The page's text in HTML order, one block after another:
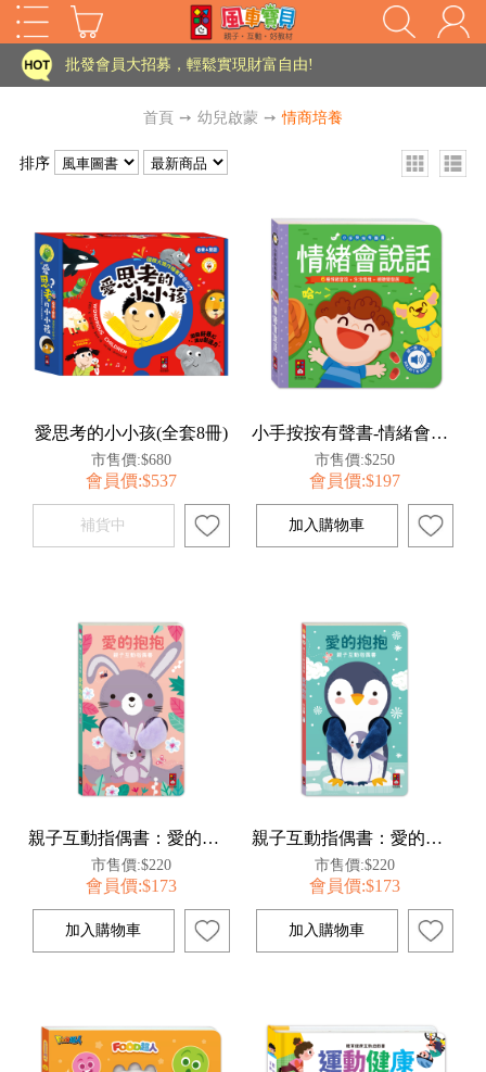
HOT
家長樂了!「風車書版集團暨FOOD超人企業總部」目前正興建中!
批發會員大招募，輕鬆實現財富自由!
老師您好!!幼教會員火熱招募中~
家長樂了!「風車書版集團暨FOOD超人企業總部」目前正興建中!
批發會員大招募，輕鬆實現財富自由!
如需更改或重開發票 需在訂單成立三天內通知客服 寄回發票需附上回郵郵票
老師您好!!幼教會員火熱招募中~
首頁 ➙ 幼兒啟蒙 ➙ 情商培養
排序
愛思考的小小孩(全套8冊)
市售價:$680
會員價:$537
小手按按有聲書-情緒會說話
市售價:$250
會員價:$197
親子互動指偶書：愛的抱抱(小兔子)
市售價:$220
會員價:$173
親子互動指偶書：愛的抱抱(小企鵝)
市售價:$220
會員價:$173